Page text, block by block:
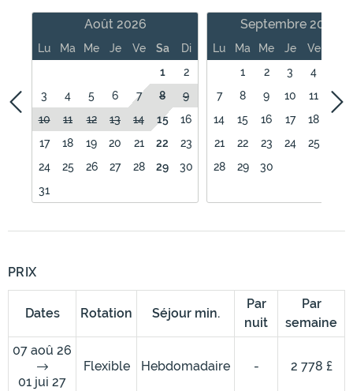
Août 2026
Lu Ma Me Je Ve Sa
Di
1
2
3
4 5 6 7 8
9
10
11 12 13 14 15
16
17
18 19 20 21 22
23
24
25 26 27 28 29
30
31
Septembre 2026
Lu Ma Me Je Ve
1
2 3 4
7
8 9 10 11
12
14
15 16 17 18
21
22 23 24 25
28
29 30
PRIX
Dates Rotation Séjour min.
Par
nuit
Par
semaine
07 aoû 26
01 jui 27
Flexible Hebdomadaire - 2 778 £